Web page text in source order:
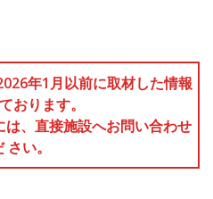
年1月以前に取材した情報
おります。
、直接施設へお問い合わせ
さい。